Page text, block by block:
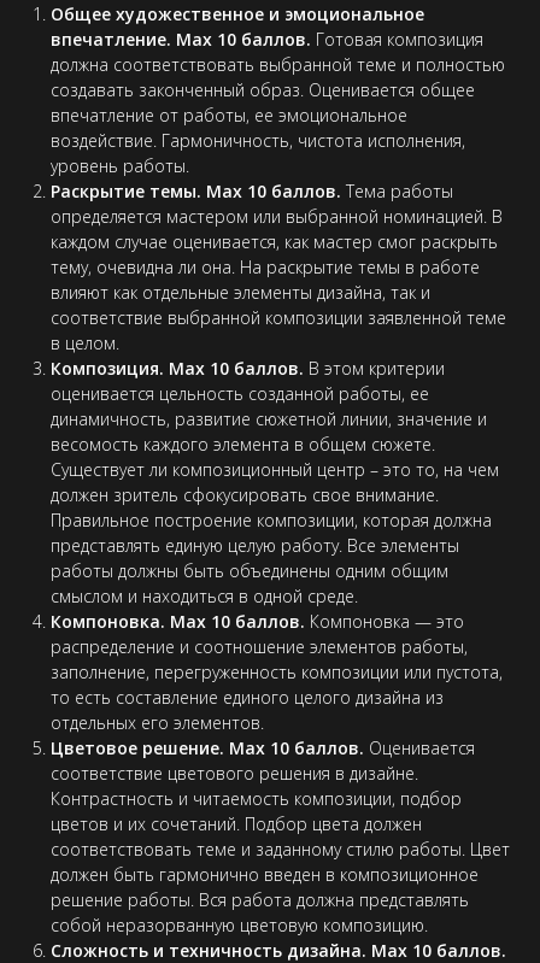
Общее художественное и эмоциональное
впечатление. Max 10 баллов. Готовая композиция
должна соответствовать выбранной теме и полностью
создавать законченный образ. Оценивается общее
впечатление от работы, ее эмоциональное
воздействие. Гармоничность, чистота исполнения,
уровень работы.
Раскрытие темы. Max 10 баллов. Тема работы
определяется мастером или выбранной номинацией. В
каждом случае оценивается, как мастер смог раскрыть
тему, очевидна ли она. На раскрытие темы в работе
влияют как отдельные элементы дизайна, так и
соответствие выбранной композиции заявленной теме
в целом.
Композиция. Max 10 баллов. В этом критерии
оценивается цельность созданной работы, ее
динамичность, развитие сюжетной линии, значение и
весомость каждого элемента в общем сюжете.
Существует ли композиционный центр – это то, на чем
должен зритель сфокусировать свое внимание.
Правильное построение композиции, которая должна
представлять единую целую работу. Все элементы
работы должны быть объединены одним общим
смыслом и находиться в одной среде.
Компоновка. Max 10 баллов. Компоновка — это
распределение и соотношение элементов работы,
заполнение, перегруженность композиции или пустота,
то есть составление единого целого дизайна из
отдельных его элементов.
Цветовое решение. Max 10 баллов. Оценивается
соответствие цветового решения в дизайне.
Контрастность и читаемость композиции, подбор
цветов и их сочетаний. Подбор цвета должен
соответствовать теме и заданному стилю работы. Цвет
должен быть гармонично введен в композиционное
решение работы. Вся работа должна представлять
собой неразорванную цветовую композицию.
Сложность и техничность дизайна. Max 10 баллов.